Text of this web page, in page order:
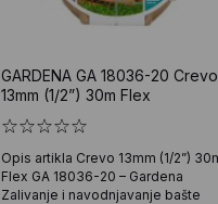
GARDENA GA 18036-20 Crevo
13mm (1/2”) 30m Flex
Opis artikla Crevo 13mm (1/2”)
Flex GA 18036-20 – Gardena
Zalivanje i navodnjavanje bašte